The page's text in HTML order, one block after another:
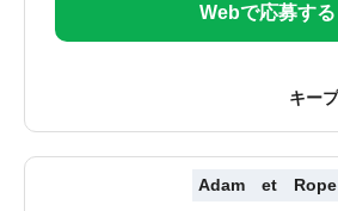
Webで応募する
Adam et Rope